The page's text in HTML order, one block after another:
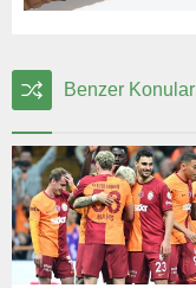
Benzer Konular